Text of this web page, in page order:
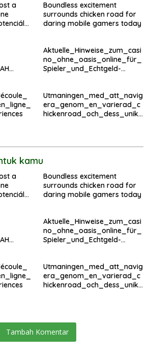
a
Boundless excitement
surrounds chicken road for
daring mobile gamers today
Aktuelle_Hinweise_zum_casi
no_ohne_oasis_online_für_
Spieler_und_Echtgeld-
Utmaningen_med_att_navig
era_genom_en_varierad_c
hickenroad_och_dess_unika
kamu
a
Boundless excitement
surrounds chicken road for
daring mobile gamers today
Aktuelle_Hinweise_zum_casi
no_ohne_oasis_online_für_
Spieler_und_Echtgeld-
Utmaningen_med_att_navig
era_genom_en_varierad_c
hickenroad_och_dess_unika
Tambah Komentar